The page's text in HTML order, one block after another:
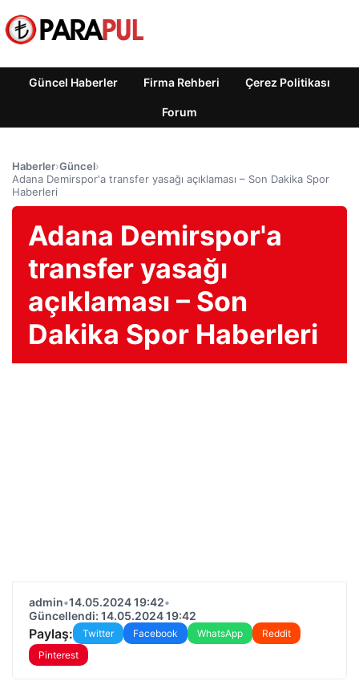
Güncel Haberler Firma Rehberi Çerez Politikası
Forum
Haberler›Güncel›
Adana Demirspor'a transfer yasağı açıklaması – Son Dakika Spor
Haberleri
Adana Demirspor'a
transfer yasağı
açıklaması – Son
Dakika Spor Haberleri
admin•14.05.2024 19:42•
Güncellendi: 14.05.2024 19:42
Paylaş: Twitter Facebook WhatsApp
Reddit
Pinterest